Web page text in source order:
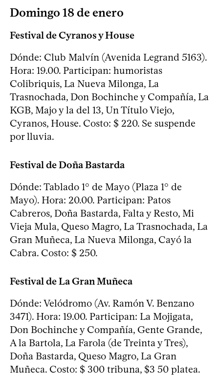
Domingo 18 de enero
Festival de Cyranos y House
Dónde: Club Malvín (Avenida Legrand 5163).
Hora: 19.00. Participan: humoristas
Colibriquis, La Nueva Milonga, La
Trasnochada, Don Bochinche y Compañía, La
KGB, Majo y la del 13, Un Título Viejo,
Cyranos, House. Costo: $ 220. Se suspende
por lluvia.
Festival de Doña Bastarda
Dónde: Tablado 1° de Mayo (Plaza 1° de
Mayo). Hora: 20.00. Participan: Patos
Cabreros, Doña Bastarda, Falta y Resto, Mi
Vieja Mula, Queso Magro, La Trasnochada, La
Gran Muñeca, La Nueva Milonga, Cayó la
Cabra. Costo: $ 250.
Festival de La Gran Muñeca
Dónde: Velódromo (Av. Ramón V. Benzano
3471). Hora: 19.00. Participan: La Mojigata,
Don Bochinche y Compañía, Gente Grande,
A la Bartola, La Farola (de Treinta y Tres),
Doña Bastarda, Queso Magro, La Gran
Muñeca. Costo: $ 300 tribuna, $3 50 platea.